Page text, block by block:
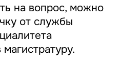
на вопрос, можно
от службы